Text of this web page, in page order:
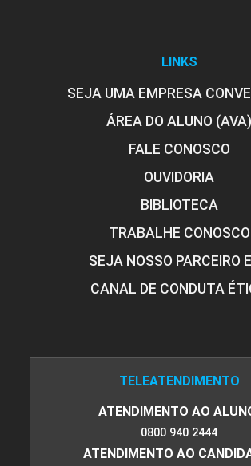
LINKS
SEJA UMA EMPRESA
ÁREA DO ALUNO (AVA)
FALE CONOSCO
OUVIDORIA
BIBLIOTECA
TRABALHE CONOSCO
SEJA NOSSO PARCEIRO
CANAL DE CONDUTA
TELEATENDIMENTO
ATENDIMENTO AO
0800 940 2444
ATENDIMENTO AO